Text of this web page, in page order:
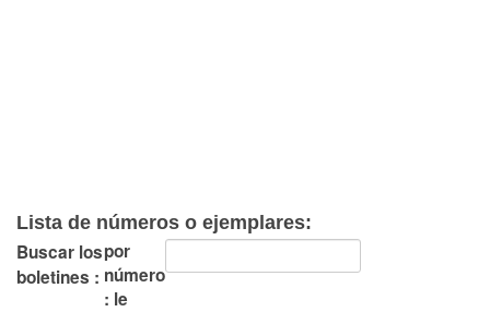
Lista de números o ejemplares:
Buscar los
boletines :
por
número
: le